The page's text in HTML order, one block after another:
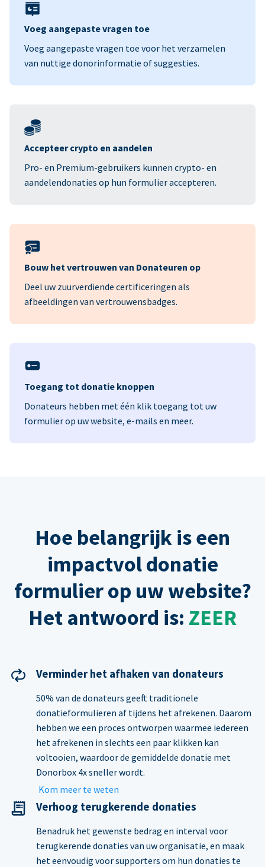
Voeg aangepaste vragen toe
Voeg aangepaste vragen toe voor het verzamelen
van nuttige donorinformatie of suggesties.
Accepteer crypto en aandelen
Pro- en Premium-gebruikers kunnen crypto- en
aandelendonaties op hun formulier accepteren.
Bouw het vertrouwen van Donateuren op
Deel uw zuurverdiende certificeringen als
afbeeldingen van vertrouwensbadges.
Toegang tot donatie knoppen
Donateurs hebben met één klik toegang tot uw
formulier op uw website, e-mails en meer.
Hoe belangrijk is een
impactvol donatie
formulier op uw website?
Het antwoord is: ZEER
Verminder het afhaken van donateurs
50% van de donateurs geeft traditionele
donatieformulieren af tijdens het afrekenen. Daarom
hebben we een proces ontworpen waarmee iedereen
het afrekenen in slechts een paar klikken kan
voltooien, waardoor de gemiddelde donatie met
Donorbox 4x sneller wordt.
Kom meer te weten
Verhoog terugkerende donaties
Benadruk het gewenste bedrag en interval voor
terugkerende donaties van uw organisatie, en maak
het eenvoudig voor supporters om hun donaties te